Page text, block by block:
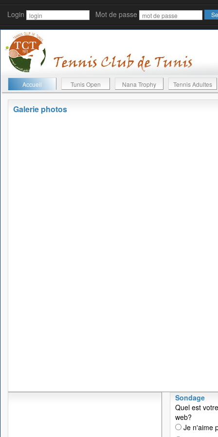
Login Mot de passe
Accueil Tunis Open Nana Trophy Tennis Adultes
Galerie photos
Sondage
Quel est
web?
Je n'aime